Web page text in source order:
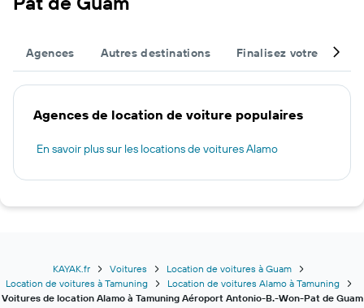
Agences Autres destinations Finalisez votre voyage
Agences de location de voiture populaires
En savoir plus sur les locations de voitures Alamo
KAYAK.fr Voitures
Location de voitures à Guam
Location de voitures à Tamuning
Location de voitures Alamo à Tamuning
Voitures de location Alamo à Tamuning Aéroport Antonio-B.-Won-Pat de Guam